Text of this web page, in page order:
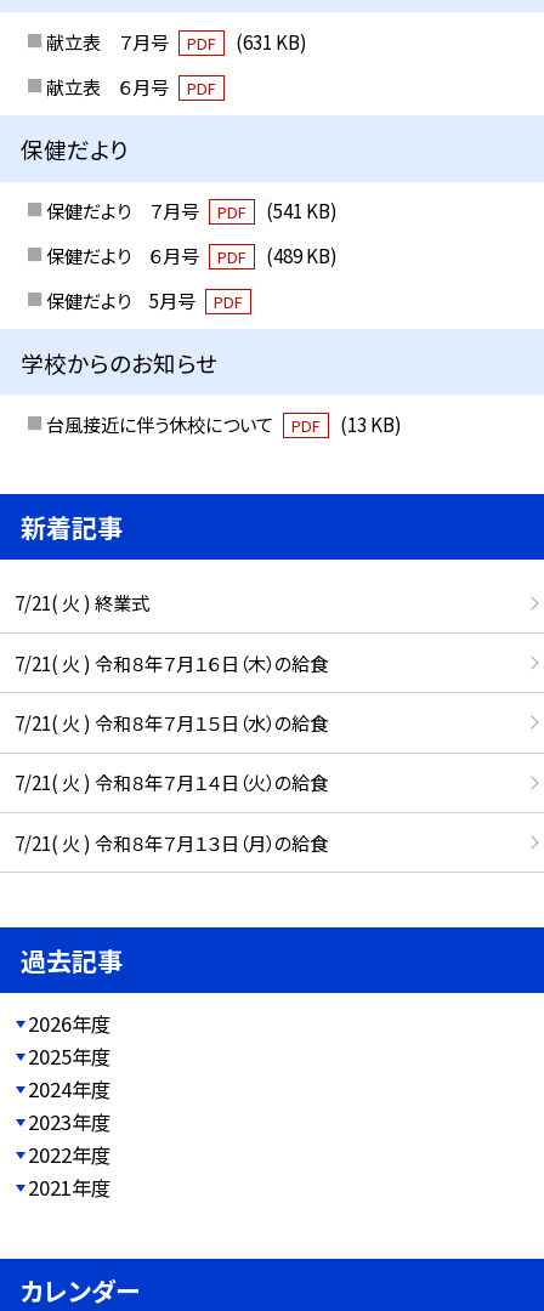
献立表 ７月号 PDF
(631 KB)
献立表 ６月号
PDF
保健だより
保健だより ７月号 PDF
(541 KB)
保健だより ６月号
PDF
(489 KB)
保健だより 5月号
PDF
学校からのお知らせ
台風接近に伴う休校について PDF (13 KB)
新着記事
7/21( 火 ) 終業式
7/21( 火 ) 令和８年７月１６日（木）の給食
7/21( 火 ) 令和８年７月１５日（水）の給食
7/21( 火 ) 令和８年７月１４日（火）の給食
7/21( 火 ) 令和８年７月１３日（月）の給食
過去記事
2026年度
2025年度
2024年度
2023年度
2022年度
2021年度
カレンダー